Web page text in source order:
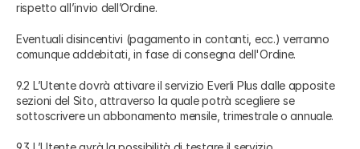
rispetto all’invio dell’Ordine.
Eventuali disincentivi (pagamento in contanti, ecc.) verranno
comunque addebitati, in fase di consegna dell'Ordine.
9.2 L’Utente dovrà attivare il servizio Everli Plus dalle apposite
sezioni del Sito, attraverso la quale potrà scegliere se
sottoscrivere un abbonamento mensile, trimestrale o annuale.